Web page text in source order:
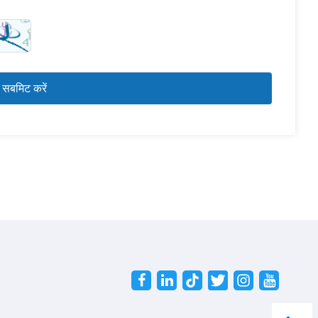
Twitter